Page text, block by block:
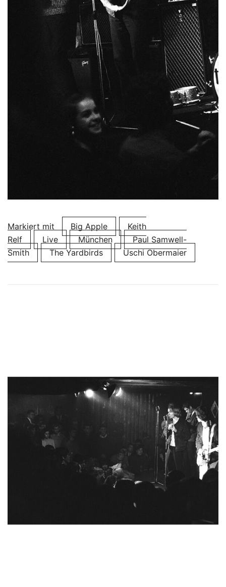
Markiert mit Big Apple
Keith
Relf
Live München
Paul Samwell-
Smith
The Yardbirds Uschi Obermaier